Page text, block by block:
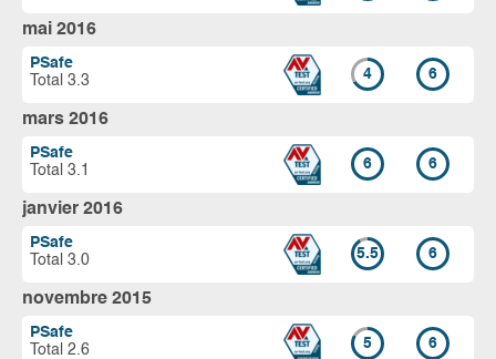
mai 2016
PSafe
Total 3.3
4 6
mars 2016
PSafe
Total 3.1
6 6
janvier 2016
PSafe
Total 3.0
5.5 6
novembre 2015
PSafe
Total 2.6
5 6